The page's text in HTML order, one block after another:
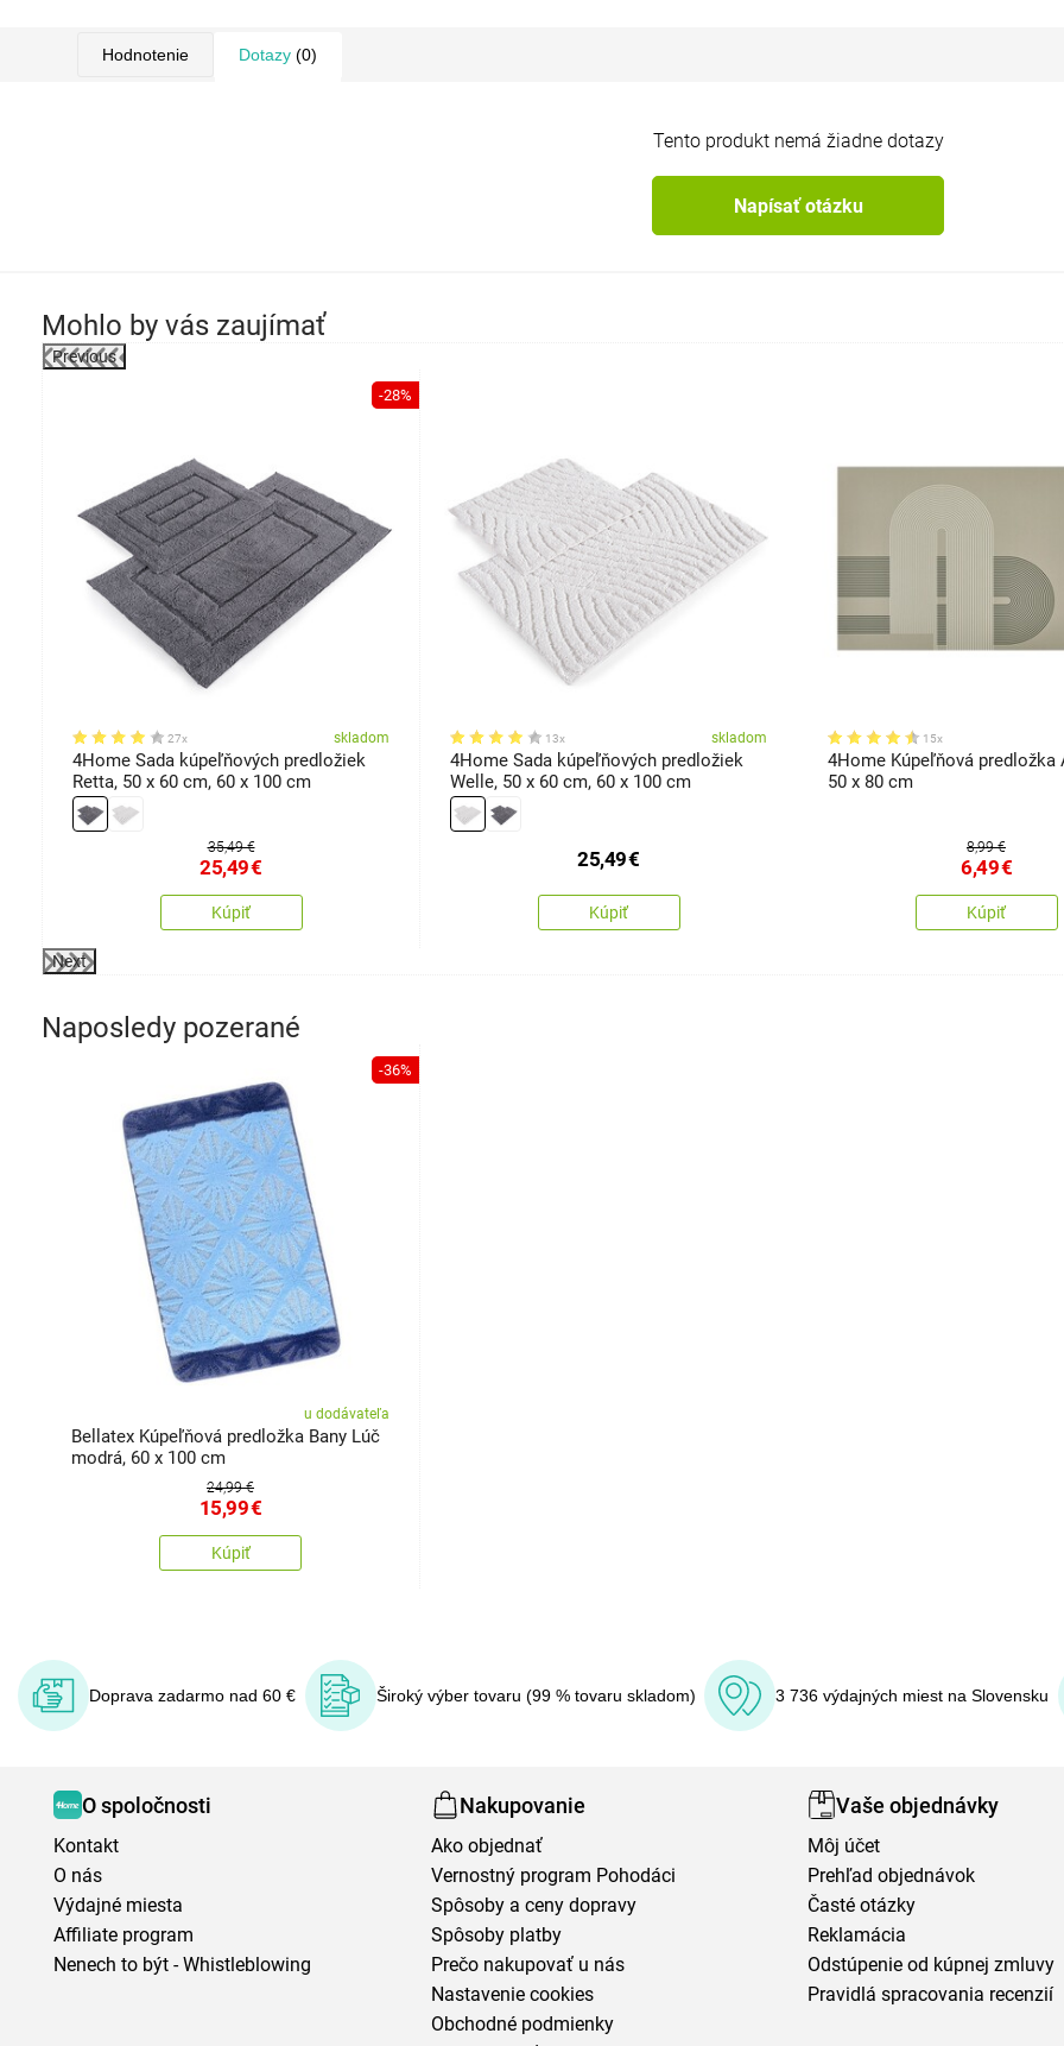
Hodnotenie Dotazy (0)
Tento produkt nemá žiadne dotazy
Napísať otázku
Mohlo by vás zaujímať
Previous
-28%
27x skladom
4Home Sada kúpeľňových predložiek
Retta, 50 x 60 cm, 60 x 100 cm
35,49 €
25,49€
Kúpiť
13x skladom
4Home Sada kúpeľňových predložiek
Welle, 50 x 60 cm, 60 x 100 cm
25,49€
Kúpiť
15x
4Home Kúpeľňová predložka
50 x 80 cm
8,99 €
6,49€
Kúpiť
Next
Naposledy pozerané
-36%
u dodávateľa
Bellatex Kúpeľňová predložka Bany Lúč
modrá, 60 x 100 cm
24,99 €
15,99€
Kúpiť
Doprava zadarmo nad 60 € Široký výber tovaru (99 % tovaru skladom) 3 736 výdajných miest na Slovensku
O spoločnosti
Kontakt
O nás
Výdajné miesta
Affiliate program
Nenech to být - Whistleblowing
Nakupovanie
Ako objednať
Vernostný program Pohodáci
Spôsoby a ceny dopravy
Spôsoby platby
Prečo nakupovať u nás
Nastavenie cookies
Obchodné podmienky
Vaše objednávky
Môj účet
Prehľad objednávok
Časté otázky
Reklamácia
Odstúpenie od kúpnej zmluvy
Pravidlá spracovania recenzií